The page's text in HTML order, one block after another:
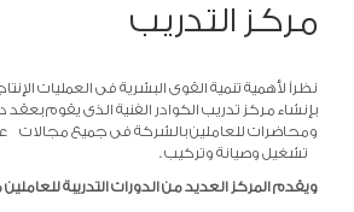
مركز التدريب
نظراً لأهمية تنمية القوى البشرية فى العمليات
بإنشاء مركز تدريب الكوادر الفنية الذى يقوم بعقد
ومحاضرات للعاملين بالشركة فى جميع مجالات
تشغيل وصيانة وتركيب .
ويقدم المركز العديد من الدورات التدريبة